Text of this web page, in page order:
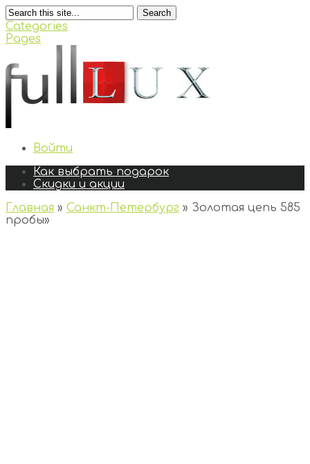
Search
Categories
Pages
Войти
Как выбрать подарок
Скидки и акции
Главная » Санкт-Петербург » Золотая цепь 585
пробы»